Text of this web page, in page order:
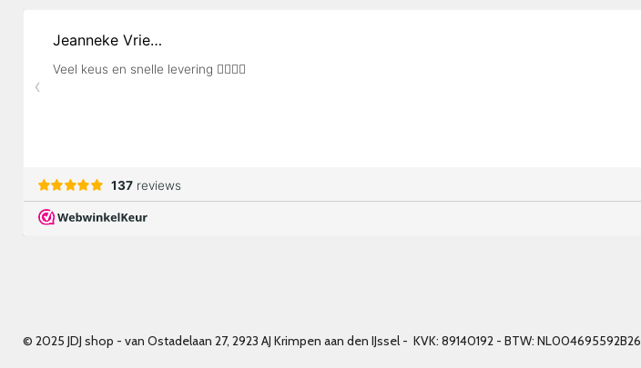
© 2025 JDJ shop - van Ostadelaan 27, 2923 AJ Krimpen aan den IJssel - KVK: 89140192 - BTW: NL004695592B26